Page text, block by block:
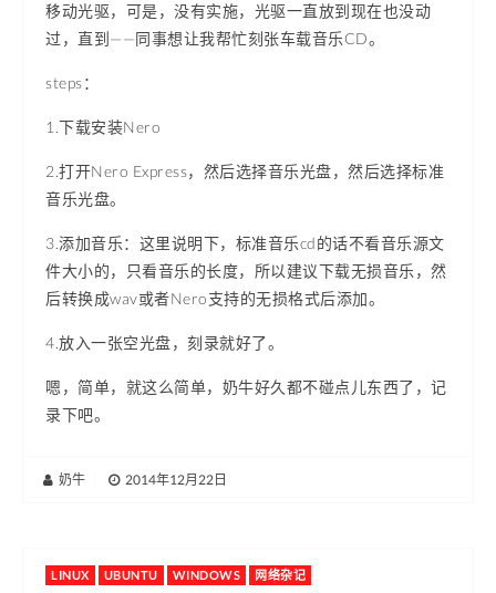
移动光驱，可是，没有实施，光驱一直放到现在也没动
过，直到——同事想让我帮忙刻张车载音乐CD。
steps：
1.下载安装Nero
2.打开Nero Express，然后选择音乐光盘，然后选择标准
音乐光盘。
3.添加音乐：这里说明下，标准音乐cd的话不看音乐源文
件大小的，只看音乐的长度，所以建议下载无损音乐，然
后转换成wav或者Nero支持的无损格式后添加。
4.放入一张空光盘，刻录就好了。
嗯，简单，就这么简单，奶牛好久都不碰点儿东西了，记
录下吧。
奶牛 2014年12月22日
LINUX UBUNTU WINDOWS 网络杂记